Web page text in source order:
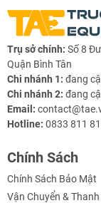
Trụ sở chính: Số 8
Quận Bình Tân
Chi nhánh 1: đang
Chi nhánh 2: đang
Email:
Hotline: 0833 811
Chính Sách
Chính Sách Bảo Mật
Vận Chuyển & Thanh